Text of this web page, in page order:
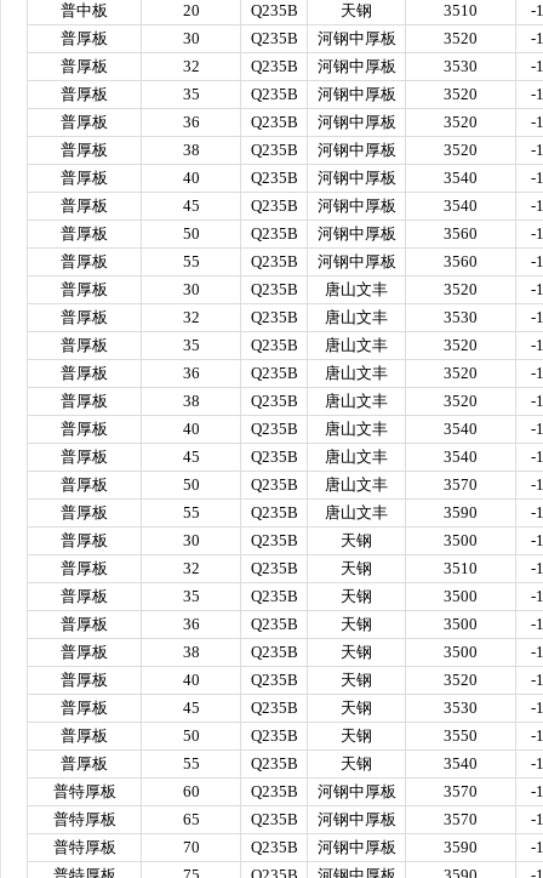
普中板
20 Q235B 天钢 3510
-
普厚板
30 Q235B 河钢中厚板 3520
-
普厚板
32 Q235B 河钢中厚板 3530
-
普厚板
35 Q235B 河钢中厚板 3520
-
普厚板
36 Q235B 河钢中厚板 3520
-
普厚板
38 Q235B 河钢中厚板 3520
-
普厚板
40 Q235B 河钢中厚板 3540
-
普厚板
45 Q235B 河钢中厚板 3540
-
普厚板
50 Q235B 河钢中厚板 3560
-
普厚板
55 Q235B 河钢中厚板 3560
-
普厚板
30 Q235B 唐山文丰 3520
-
普厚板
32 Q235B 唐山文丰 3530
-
普厚板
35 Q235B 唐山文丰 3520
-
普厚板
36 Q235B 唐山文丰 3520
-
普厚板
38 Q235B 唐山文丰 3520
-
普厚板
40 Q235B 唐山文丰 3540
-
普厚板
45 Q235B 唐山文丰 3540
-
普厚板
50 Q235B 唐山文丰 3570
-
普厚板
55 Q235B 唐山文丰 3590
-
普厚板
30 Q235B 天钢 3500
-
普厚板
32 Q235B 天钢 3510
-
普厚板
35 Q235B 天钢 3500
-
普厚板
36 Q235B 天钢 3500
-
普厚板
38 Q235B 天钢 3500
-
普厚板
40 Q235B 天钢 3520
-
普厚板
45 Q235B 天钢 3530
-
普厚板
50 Q235B 天钢 3550
-
普厚板
55 Q235B 天钢 3540
-
普特厚板
60 Q235B 河钢中厚板 3570
-
普特厚板
65 Q235B 河钢中厚板 3570
-
普特厚板
70 Q235B 河钢中厚板 3590
-